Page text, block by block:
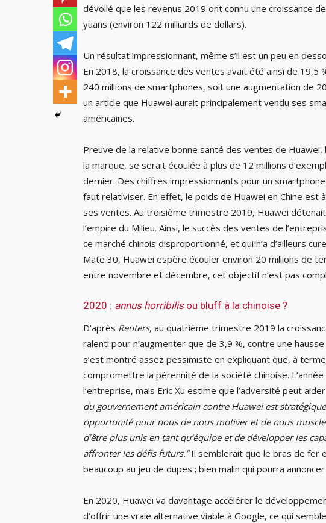
dévoilé que les revenus 2019 ont connu une croissance
yuans (environ 122 milliards de dollars).
Un résultat impressionnant, même s’il est un peu en
En 2018, la croissance des ventes avait été ainsi de 19,5
240 millions de smartphones, soit une augmentation de
un article que Huawei aurait principalement vendu ses
américaines.
Preuve de la relative bonne santé des ventes de
la marque, se serait écoulée à plus de 12 millions
dernier. Des chiffres impressionnants pour un
faut relativiser. En effet, le poids de Huawei en Chine est
ses ventes. Au troisième trimestre 2019, Huawei
l’empire du Milieu. Ainsi, le succès des ventes de
ce marché chinois disproportionné, et qui n’a d’ailleurs
Mate 30, Huawei espère écouler environ 20 millions de
entre novembre et décembre, cet objectif n’est pas
2020 : annus horribilisou bluff à la chinoise ?
D’après Reuters, au quatrième trimestre 2019 la
ralenti pour n’augmenter que de 3,9 %, contre une
s’est montré assez pessimiste en expliquant que, à
compromettre la pérennité de la société chinoise.
l’entreprise, mais Eric Xu estime que l’adversité peut
du gouvernement américain contre Huawei est
opportunité pour nous de nous motiver et de nous
d’être plus unis en tant qu’équipe et de développer les
affronter les défis futurs.”Il semblerait que le bras de fer
beaucoup au jeu de dupes ; bien malin qui pourra
En 2020, Huawei va davantage accélérer le
d’offrir une vraie alternative viable à Google, ce qui